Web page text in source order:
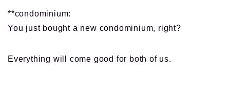
**condominium:
You just bought a new condominium, right?
Everything will come good for both of us.